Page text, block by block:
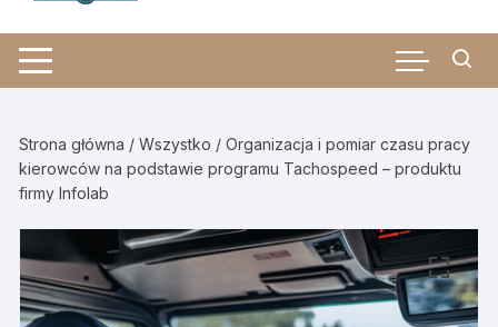
Strona główna /Wszystko / Organizacja i pomiar czasu pracy
kierowców na podstawie programu Tachospeed – produktu
firmy Infolab